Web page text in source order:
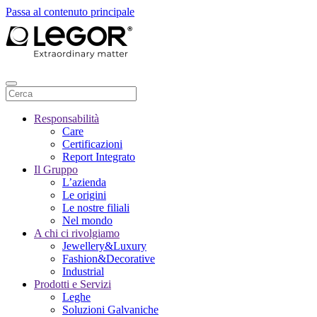
Passa al contenuto principale
Responsabilità
Care
Certificazioni
Report Integrato
Il Gruppo
L’azienda
Le origini
Le nostre filiali
Nel mondo
A chi ci rivolgiamo
Jewellery&Luxury
Fashion&Decorative
Industrial
Prodotti e Servizi
Leghe
Soluzioni Galvaniche